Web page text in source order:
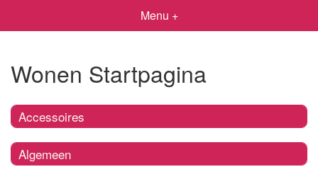
Menu +
Wonen Startpagina
Accessoires
Algemeen